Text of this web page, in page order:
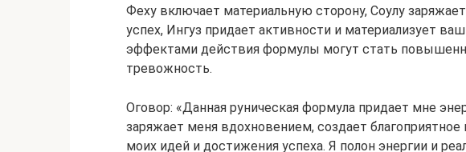
Феху включает материальную сторону, Соулу
успех, Ингуз придает активности и материализует
эффектами действия формулы могут стать
тревожность.
Оговор: «Данная руническая формула придает мне
заряжает меня вдохновением, создает
моих идей и достижения успеха. Я полон энергии и